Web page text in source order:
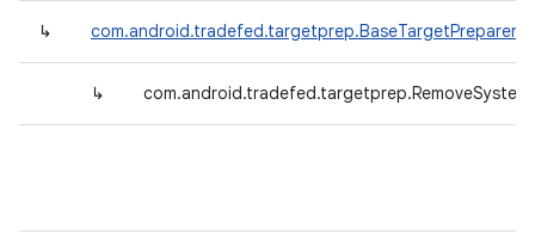
↳ com.android.tradefed.targetprep.BaseTargetPreparer
↳